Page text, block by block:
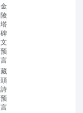
金
陵
塔
碑
文
预
言
藏
頭
詩
预
言